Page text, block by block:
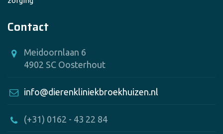
Contact
Meidoornlaan 6
4902 SC Oosterhout
info@dierenkliniekbroekhuizen.nl
(+31) 0162 - 43 22 84